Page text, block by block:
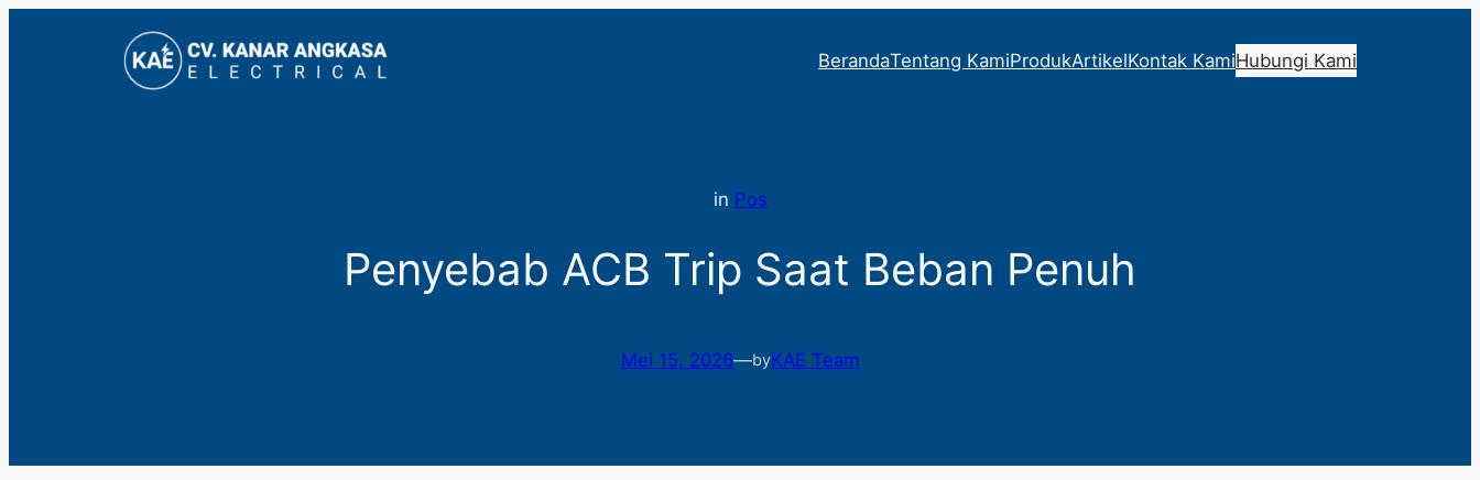
BerandaTentang KamiProdukArtikelKontak KamiHubungi Kami
in Pos
Penyebab ACB Trip Saat Beban Penuh
Mei 15, 2026—byKAE Team